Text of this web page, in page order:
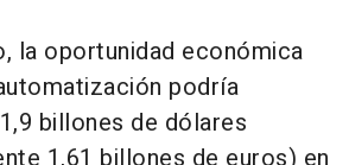
la oportunidad económica
podría
billones de dólares